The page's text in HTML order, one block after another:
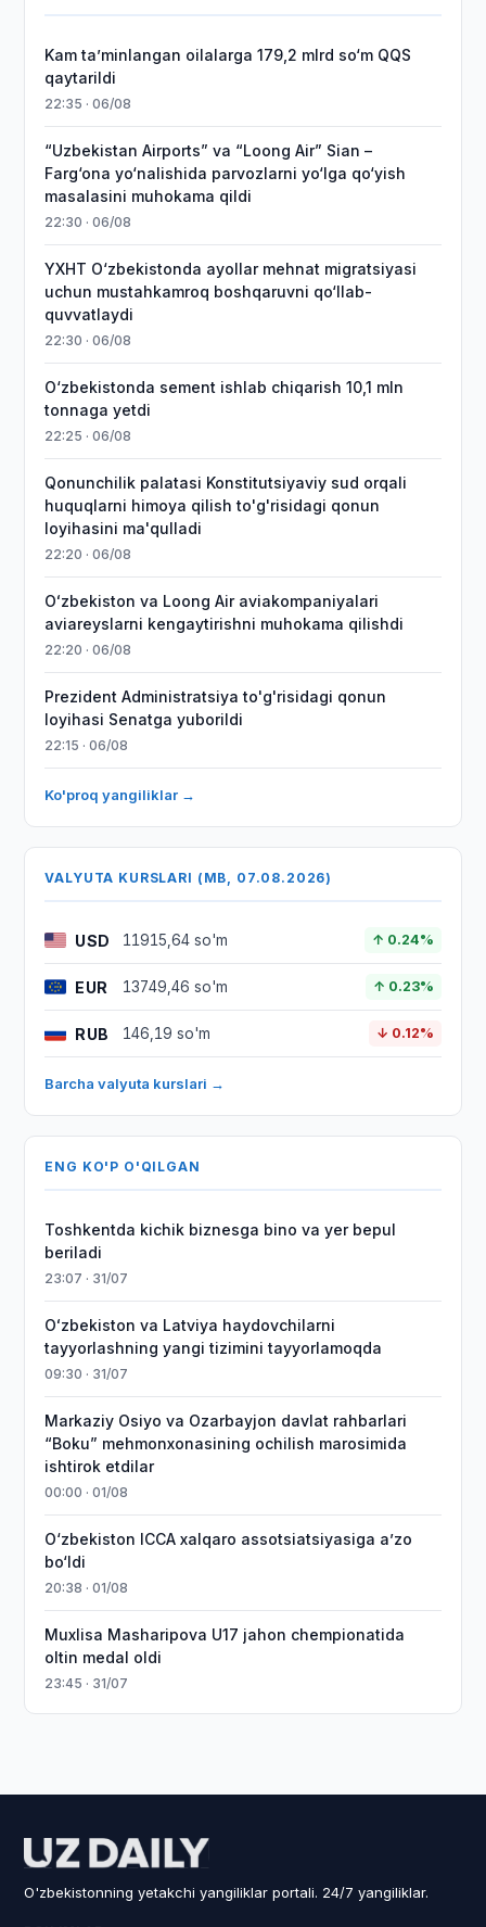
Kam taʼminlangan oilalarga 179,2 mlrd so‘m QQS
qaytarildi
22:35 · 06/08
“Uzbekistan Airports” va “Loong Air” Sian –
Farg‘ona yo‘nalishida parvozlarni yo‘lga qo‘yish
masalasini muhokama qildi
22:30 · 06/08
YXHT O‘zbekistonda ayollar mehnat migratsiyasi
uchun mustahkamroq boshqaruvni qo‘llab-
quvvatlaydi
22:30 · 06/08
O‘zbekistonda sement ishlab chiqarish 10,1 mln
tonnaga yetdi
22:25 · 06/08
Qonunchilik palatasi Konstitutsiyaviy sud orqali
huquqlarni himoya qilish to'g'risidagi qonun
loyihasini ma'qulladi
22:20 · 06/08
Oʻzbekiston va Loong Air aviakompaniyalari
aviareyslarni kengaytirishni muhokama qilishdi
22:20 · 06/08
Prezident Administratsiya to'g'risidagi qonun
loyihasi Senatga yuborildi
22:15 · 06/08
Ko'proq yangiliklar →
VALYUTA KURSLARI (MB, 07.08.2026)
USD 11915,64 so'm ↑ 0.24%
EUR 13749,46 so'm ↑ 0.23%
RUB 146,19 so'm ↓ 0.12%
Barcha valyuta kurslari →
ENG KO'P O'QILGAN
Toshkentda kichik biznesga bino va yer bepul
beriladi
23:07 · 31/07
Oʻzbekiston va Latviya haydovchilarni
tayyorlashning yangi tizimini tayyorlamoqda
09:30 · 31/07
Markaziy Osiyo va Ozarbayjon davlat rahbarlari
“Boku” mehmonxonasining ochilish marosimida
ishtirok etdilar
00:00 · 01/08
O‘zbekiston ICCA xalqaro assotsiatsiyasiga aʼzo
bo‘ldi
20:38 · 01/08
Muxlisa Masharipova U17 jahon chempionatida
oltin medal oldi
23:45 · 31/07
O'zbekistonning yetakchi yangiliklar portali. 24/7 yangiliklar.